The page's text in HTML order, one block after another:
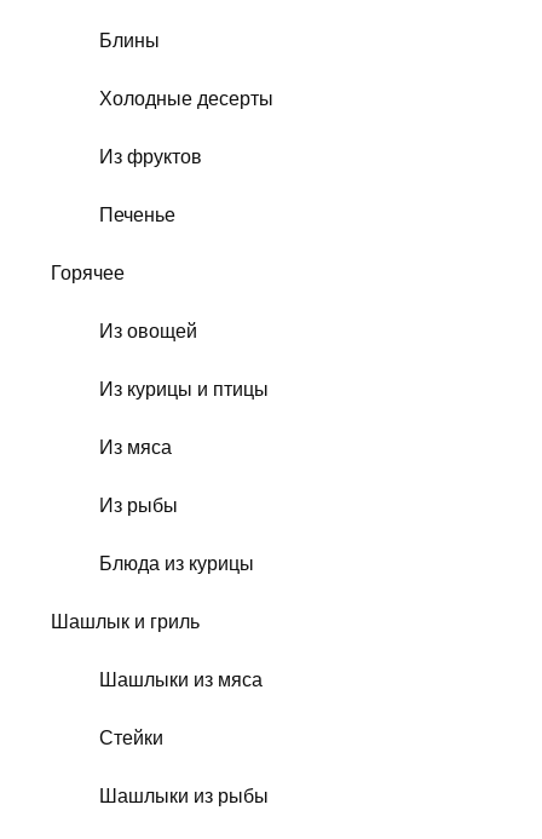
Блины
Холодные десерты
Из фруктов
Печенье
Горячее
Из овощей
Из курицы и птицы
Из мяса
Из рыбы
Блюда из курицы
Шашлык и гриль
Шашлыки из мяса
Стейки
Шашлыки из рыбы